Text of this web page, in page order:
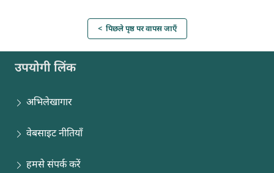
< पिछले पृष्ठ पर वापस जाएँ
उपयोगी लिंक
अभिलेखागार
वेबसाइट नीतियाँ
हमसे संपर्क करें